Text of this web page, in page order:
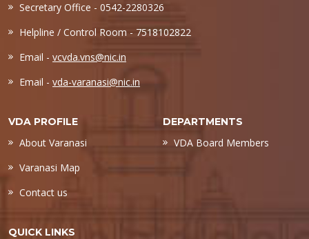
Secretary Office - 0542-2280326
Helpline / Control Room - 7518102822
Email - vcvda.vns@nic.in
Email - vda-varanasi@nic.in
VDA PROFILE
About Varanasi
Varanasi Map
Contact us
DEPARTMENTS
VDA Board Members
QUICK LINKS